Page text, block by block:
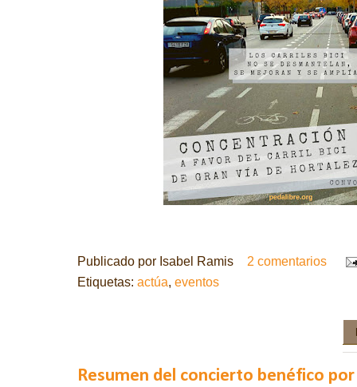
Publicado por Isabel Ramis
2 comentarios
Etiquetas: actúa, eventos
Resumen del concierto benéfico